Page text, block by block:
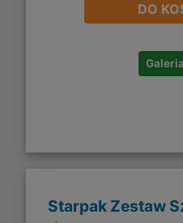
DO
Starpak Zestaw